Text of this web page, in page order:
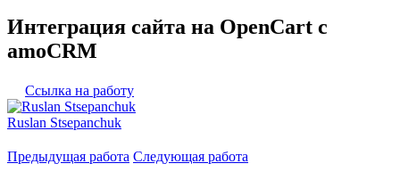
Интеграция сайта на OpenCart с
amoCRM
Ссылка на работу
Ruslan Stsepanchuk
Предыдущая работа Следующая работа